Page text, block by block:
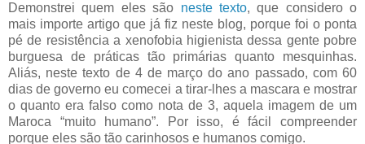
Demonstrei quem eles são neste texto, que considero o
mais importe artigo que já fiz neste blog, porque foi o ponta
pé de resistência a xenofobia higienista dessa gente pobre
burguesa de práticas tão primárias quanto mesquinhas.
Aliás, neste texto de 4 de março do ano passado, com 60
dias de governo eu comecei a tirar-lhes a mascara e mostrar
o quanto era falso como nota de 3, aquela imagem de um
Maroca “muito humano”. Por isso, é fácil compreender
porque eles são tão carinhosos e humanos comigo.